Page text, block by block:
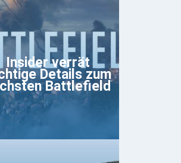
Insider verrät
Details zum
Battlefield